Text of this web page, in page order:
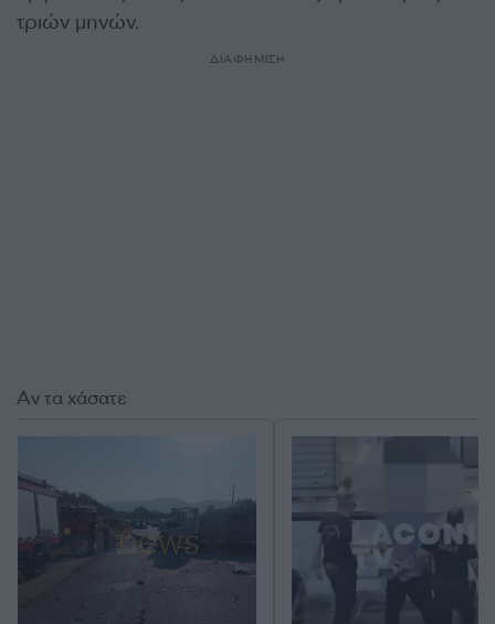
τριών μηνών.
ΔΙΑΦΗΜΙΣΗ
Αν τα χάσατε